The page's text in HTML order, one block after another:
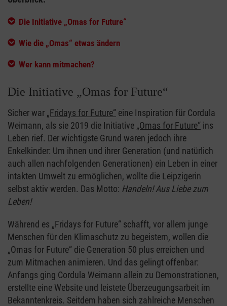
Die Initiative „Omas for Future“
Wie die „Omas“ etwas ändern
Wer kann mitmachen?
Die Initiative „Omas for Future“
Sicher war „Fridays for Future“ eine Inspiration für Cordula
Weimann, als sie 2019 die Initiative „Omas for Future“ ins
Leben rief. Der wichtigste Grund waren jedoch ihre
Enkelkinder: Um ihnen und ihrer Generation (und natürlich
auch allen nachfolgenden Generationen) ein Leben in einer
intakten Umwelt zu ermöglichen, wollte die Leipzigerin
selbst aktiv werden. Das Motto: Handeln! Aus Liebe zum
Leben!
Während es „Fridays for Future“ schafft, vor allem junge
Menschen für den Klimaschutz zu begeistern, wollen die
„Omas for Future“ die Generation 50 plus erreichen und
zum Mitmachen animieren. Und das gelingt offenbar:
Anfangs ging Cordula Weimann allein zu Demonstrationen,
erstellte eine Website und leistete Überzeugungsarbeit im
Bekanntenkreis. Seitdem haben sich zahlreiche Menschen